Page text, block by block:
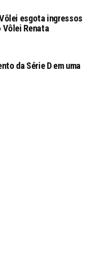
esgota ingressos
Vôlei Renata
da Série D em uma